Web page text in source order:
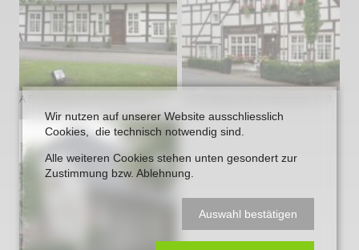
A 56 Gebaeude Dorfstrasse 21 1
Wir nutzen auf unserer Website ausschliesslich
Cookies, die technisch notwendig sind.
Alle weiteren Cookies stehen unten gesondert zur
Zustimmung bzw. Ablehnung.
Auswahl bestätigen